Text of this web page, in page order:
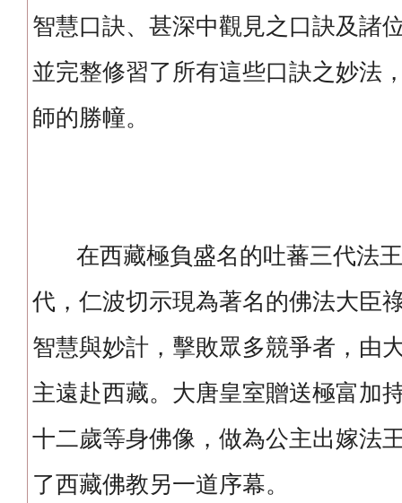
智慧口訣、甚深中觀見之口訣及諸
並完整修習了所有這些口訣之妙法
師的勝幢。
在西藏極負盛名的吐蕃三代法王
代，仁波切示現為著名的佛法大臣
智慧與妙計，擊敗眾多競爭者，由
主遠赴西藏。大唐皇室贈送極富加
十二歲等身佛像，做為公主出嫁法
了西藏佛教另一道序幕。